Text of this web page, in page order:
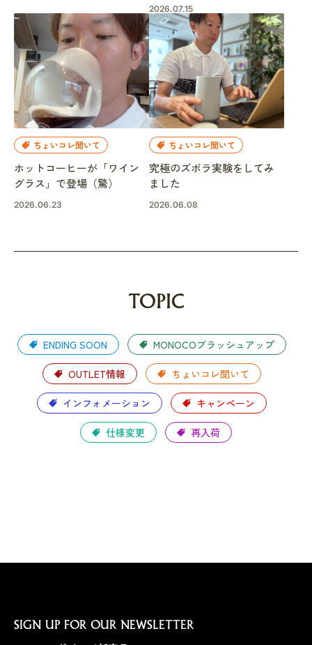
2026.07.15
ちょいコレ聞いて
ホットコーヒーが「ワイン
グラス」で登場（驚）
2026.06.23
ちょいコレ聞いて
究極のズボラ実験をしてみ
ました
2026.06.08
TOPIC
ENDING SOON MONOCOブラッシュアップ
OUTLET情報 ちょいコレ聞いて
インフォメーション キャンペーン
仕様変更 再入荷
SIGN UP FOR OUR NEWSLETTER